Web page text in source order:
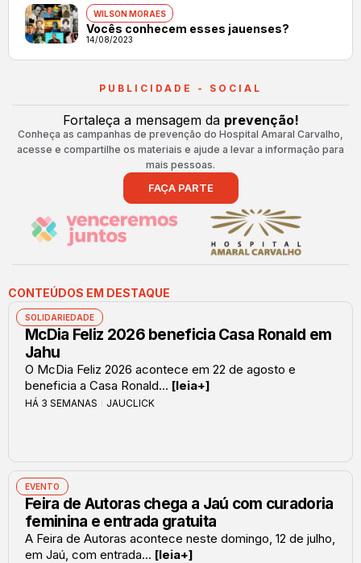
WILSON MORAES
Vocês conhecem esses jauenses?
14/08/2023
PUBLICIDADE - SOCIAL
Fortaleça a mensagem da prevenção!
Conheça as campanhas de prevenção do Hospital Amaral Carvalho,
acesse e compartilhe os materiais e ajude a levar a informação para
mais pessoas.
FAÇA PARTE
CONTEÚDOS EM DESTAQUE
SOLIDARIEDADE
McDia Feliz 2026 beneficia Casa Ronald em
Jahu
O McDia Feliz 2026 acontece em 22 de agosto e
beneficia a Casa Ronald... [leia+]
HÁ 3 SEMANAS JAUCLICK
EVENTO
Feira de Autoras chega a Jaú com curadoria
feminina e entrada gratuita
A Feira de Autoras acontece neste domingo, 12 de julho,
em Jaú, com entrada... [leia+]